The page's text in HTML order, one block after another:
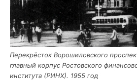
Пере­крё­сток Воро­ши­лов­ско­го
глав­ный кор­пус Ростов­ско­го
инсти­ту­та (РИНХ). 1955 год